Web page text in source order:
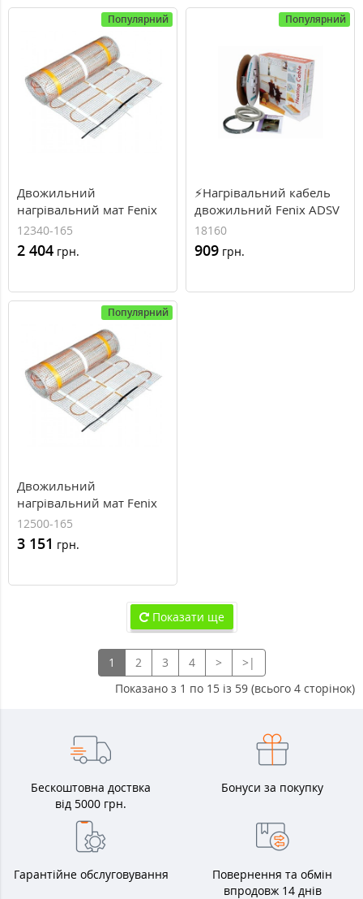
Популярний
Двожильний
нагрівальний мат Fenix
LDTS 12340-165, 340 Вт,
2.1 м²
12340-165
2 404 грн.
Популярний
⚡Нагрівальний кабель
двожильний Fenix ADSV
18160, 1...1.2м², 160Вт,
8.5м.п, 18Вт\м.п
18160
909 грн.
Популярний
Двожильний
нагрівальний мат Fenix
LDTS 12500-165, 500 Вт,
3.0 м²
12500-165
3 151 грн.
Показати ще
1 2 3 4 >
>|
Показано з 1 по 15 із 59 (всього 4 сторінок)
Бескоштовна доствка
від 5000 грн.
Бонуси за покупку
Гарантійне обслуговування
Повернення та обмін
впродовж 14 днів